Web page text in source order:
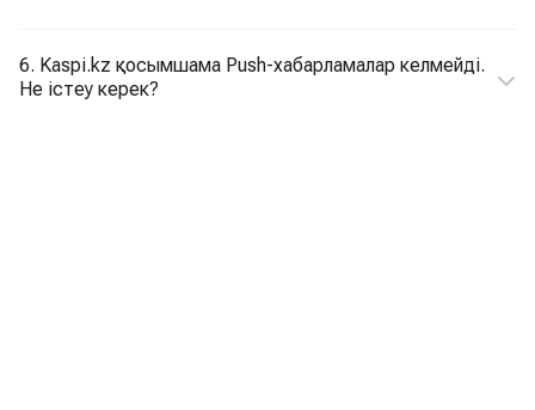
6. Kaspi.kz қосымшама Push-хабарламалар келмейді.
Не істеу керек?